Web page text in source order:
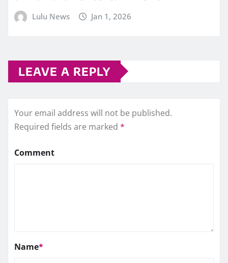
Lulu News Jan 1, 2026
LEAVE A REPLY
Your email address will not be published.
Required fields are marked *
Comment
Name*